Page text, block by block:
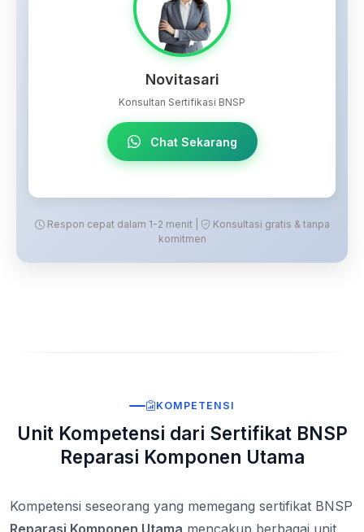
Novitasari
Konsultan Sertifikasi BNSP
Chat Sekarang
Respon cepat dalam 1-2 menit |
Konsultasi gratis & tanpa
komitmen
KOMPETENSI
Unit Kompetensi dari Sertifikat BNSP
Reparasi Komponen Utama
Kompetensi seseorang yang memegang sertifikat BNSP